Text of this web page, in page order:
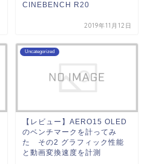
CINEBENCH R20
2019年11月12日
Uncategorized
【レビュー】AERO15 OLED
のベンチマークを計ってみ
た その2 グラフィック性能
と動画変換速度を計測